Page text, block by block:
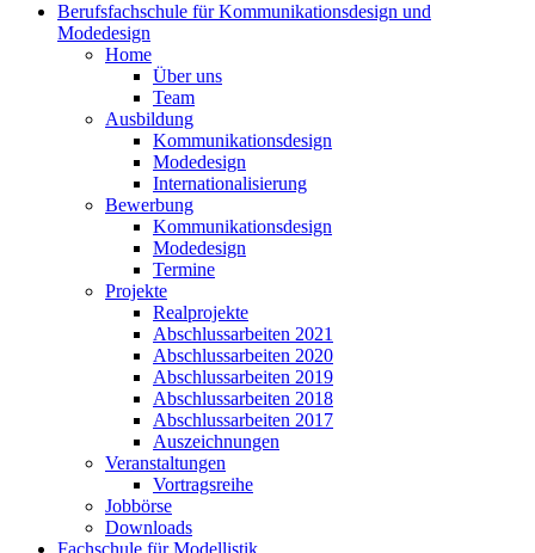
Berufsfachschule für Kommunikationsdesign und
Modedesign
Home
Über uns
Team
Ausbildung
Kommunikationsdesign
Modedesign
Internationalisierung
Bewerbung
Kommunikationsdesign
Modedesign
Termine
Projekte
Realprojekte
Abschlussarbeiten 2021
Abschlussarbeiten 2020
Abschlussarbeiten 2019
Abschlussarbeiten 2018
Abschlussarbeiten 2017
Auszeichnungen
Veranstaltungen
Vortragsreihe
Jobbörse
Downloads
Fachschule für Modellistik